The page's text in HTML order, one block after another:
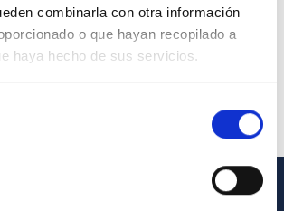
combinarla con otra información
o que hayan recopilado a
haya hecho de sus servicios.